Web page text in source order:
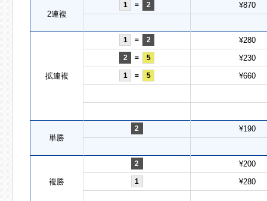
2連複
1 = 2 ¥870
拡連複
1 = 2 ¥280
2 = 5 ¥230
1 = 5 ¥660
単勝
2 ¥190
複勝
2 ¥200
1 ¥280